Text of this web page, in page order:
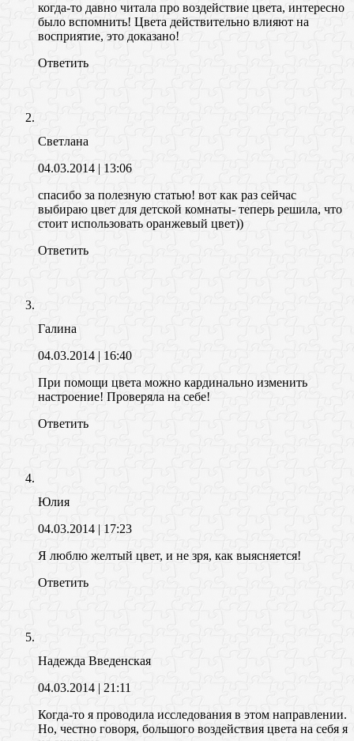
когда-то давно читала про воздействие цвета, интересно
было вспомнить! Цвета действительно влияют на
восприятие, это доказано!
Ответить
Светлана
04.03.2014 | 13:06
спасибо за полезную статью! вот как раз сейчас
выбираю цвет для детской комнаты- теперь решила, что
стоит использовать оранжевый цвет))
Ответить
Галина
04.03.2014 | 16:40
При помощи цвета можно кардинально изменить
настроение! Проверяла на себе!
Ответить
Юлия
04.03.2014 | 17:23
Я люблю желтый цвет, и не зря, как выясняется!
Ответить
Надежда Введенская
04.03.2014 | 21:11
Когда-то я проводила исследования в этом направлении.
Но, честно говоря, большого воздействия цвета на себя я